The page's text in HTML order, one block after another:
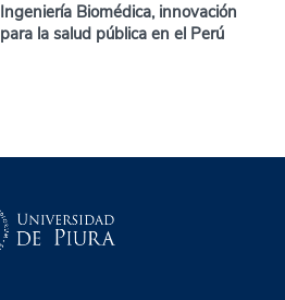
Ingeniería Biomédica, innovación
para la salud pública en el Perú